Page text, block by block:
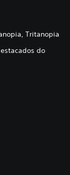
Tritanopia
do